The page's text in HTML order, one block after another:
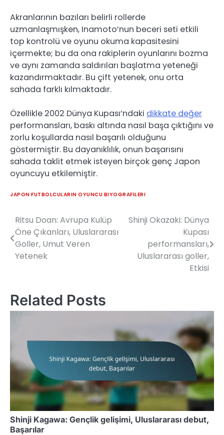
Akranlarının bazıları belirli rollerde
uzmanlaşmışken, Inamoto’nun beceri seti etkili
top kontrolü ve oyunu okuma kapasitesini
içermekte; bu da ona rakiplerin oyunlarını bozma
ve aynı zamanda saldırıları başlatma yeteneği
kazandırmaktadır. Bu çift yetenek, onu orta
sahada farklı kılmaktadır.
Özellikle 2002 Dünya Kupası’ndaki dikkate değer
performansları, baskı altında nasıl başa çıktığını ve
zorlu koşullarda nasıl başarılı olduğunu
göstermiştir. Bu dayanıklılık, onun başarısını
sahada taklit etmek isteyen birçok genç Japon
oyuncuyu etkilemiştir.
JAPON FUTBOLCULARIN OYUNCU BIYOGRAFILERI
Post
navigation
Ritsu Doan: Avrupa Kulüp
Öne Çıkanları, Uluslararası
Goller, Umut Veren
Yetenek
Shinji Okazaki: Dünya
Kupası
performansları,
Uluslararası goller,
Etkisi
Related Posts
Shinji Kagawa: Gençlik gelişimi, Uluslararası debut,
Başarılar